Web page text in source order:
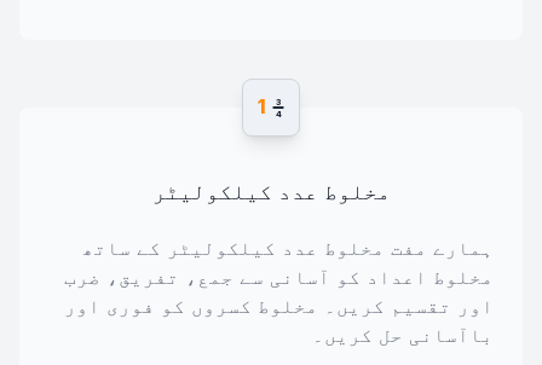
1
3
4
مخلوط عدد کیلکولیٹر
ہمارے مفت مخلوط عدد کیلکولیٹر کے ساتھ
مخلوط اعداد کو آسانی سے جمع، تفریق، ضرب
اور تقسیم کریں۔ مخلوط کسروں کو فوری اور
باآسانی حل کریں۔